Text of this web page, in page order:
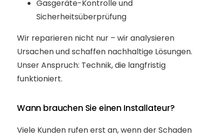
Gasgeräte-Kontrolle und
Sicherheitsüberprüfung
Wir reparieren nicht nur – wir analysieren
Ursachen und schaffen nachhaltige Lösungen.
Unser Anspruch: Technik, die langfristig
funktioniert.
Wann brauchen Sie einen Installateur?
Viele Kunden rufen erst an, wenn der Schaden